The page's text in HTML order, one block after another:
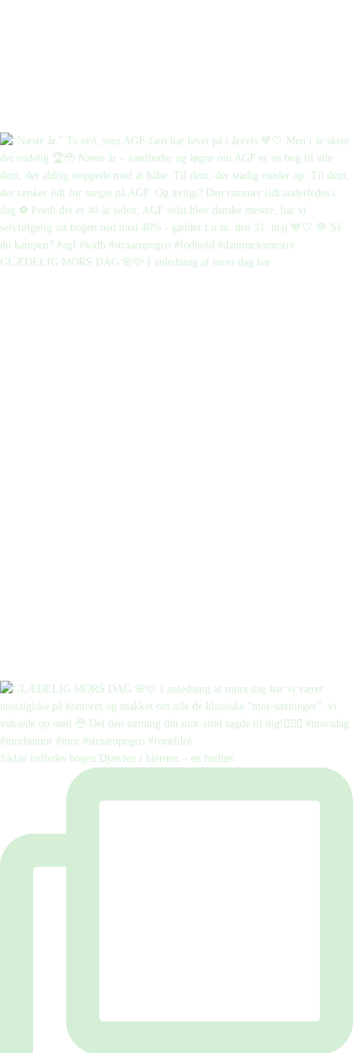
GLÆDELIG MORS DAG 🌸🩷 I anledning af mors dag har
Sådan indledes bogen Djævlen i hjernen – en hudløs